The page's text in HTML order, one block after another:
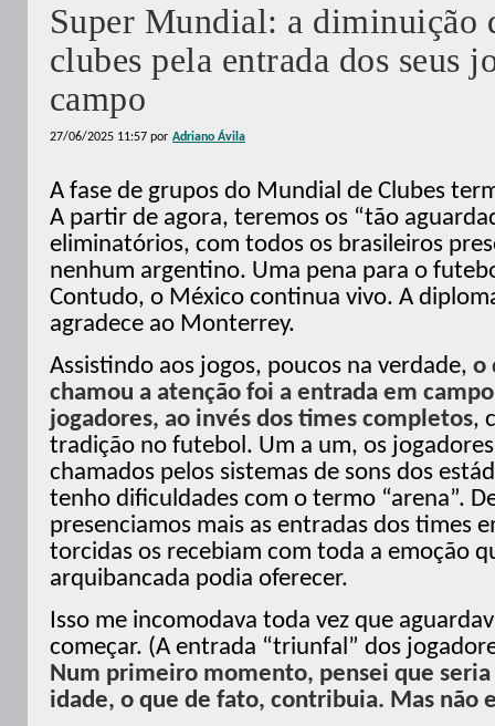
Super Mundial: a diminuição
clubes pela entrada dos seus
campo
27/06/2025 11:57 por Adriano Ávila
A fase de grupos do Mundial de Clubes
A partir de agora, teremos os “tão
eliminatórios, com todos os brasileiros
nenhum argentino. Uma pena para o
Contudo, o México continua vivo. A
agradece ao Monterrey.
Assistindo aos jogos, poucos na verdade, o
chamou a atenção foi a entrada em
jogadores, ao invés dos times completos,
tradição no futebol. Um a um, os
chamados pelos sistemas de sons dos
tenho dificuldades com o termo “arena”.
presenciamos mais as entradas dos times
torcidas os recebiam com toda a emoção
arquibancada podia oferecer.
Isso me incomodava toda vez que
começar. (A entrada “triunfal” dos
Num primeiro momento, pensei que seria
idade, o que de fato, contribuia. Mas não